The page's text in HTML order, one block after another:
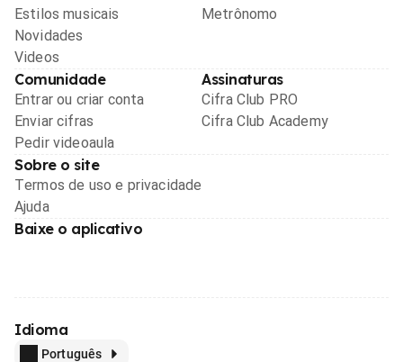
Estilos musicais
Novidades
Videos
Metrônomo
Comunidade
Entrar ou criar conta
Enviar cifras
Pedir videoaula
Assinaturas
Cifra Club PRO
Cifra Club Academy
Sobre o site
Termos de uso e privacidade
Ajuda
Baixe o aplicativo
Idioma
Português